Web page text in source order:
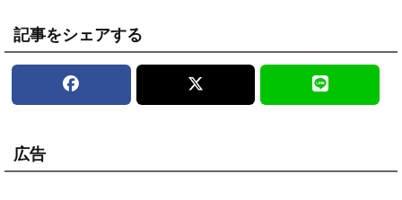
記事をシェアする
広告